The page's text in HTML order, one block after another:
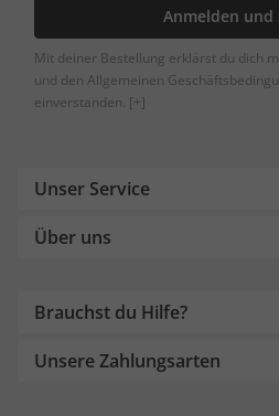
Anmelden und
Mit deiner Bestellung erklärst du dich
und den Allgemeinen
einverstanden. [+]
Unser Service
Über uns
Brauchst du Hilfe?
Unsere Zahlungsarten